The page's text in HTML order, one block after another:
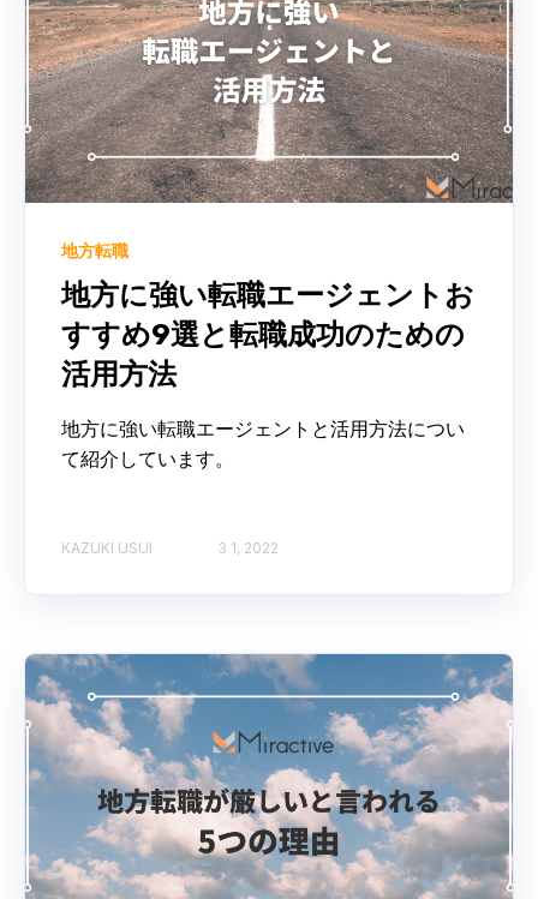
地方転職
地方に強い転職エージェントお
すすめ9選と転職成功のための
活用方法
地方に強い転職エージェントと活用方法につい
て紹介しています。
KAZUKI USUI 3 1, 2022